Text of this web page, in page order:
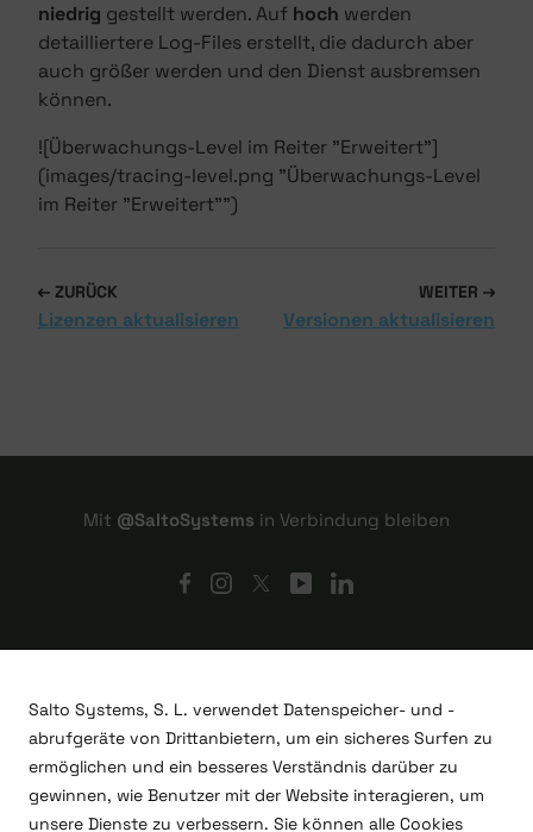
niedrig gestellt werden. Auf hoch werden
detailliertere Log-Files erstellt, die dadurch aber
auch größer werden und den Dienst ausbremsen
können.
![Überwachungs-Level im Reiter "Erweitert"]
(images/tracing-level.png "Überwachungs-Level
im Reiter "Erweitert"")
ZURÜCK
Lizenzen aktualisieren
WEITER
Versionen aktualisieren
Mit @SaltoSystems in Verbindung bleiben
Salto Systems, S. L. verwendet Datenspeicher- und -
abrufgeräte von Drittanbietern, um ein sicheres Surfen zu
ermöglichen und ein besseres Verständnis darüber zu
gewinnen, wie Benutzer mit der Website interagieren, um
unsere Dienste zu verbessern. Sie können alle Cookies